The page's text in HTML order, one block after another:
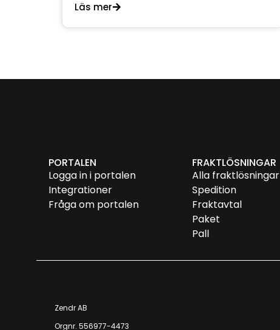
Läs mer
PORTALEN
Logga in i portalen
Integrationer
Fråga om portalen
FRAKTLÖSNINGAR
Alla fraktlösningar
Spedition
Fraktavtal
Paket
Pall
Zendr AB
Orgnr. 556977-4473